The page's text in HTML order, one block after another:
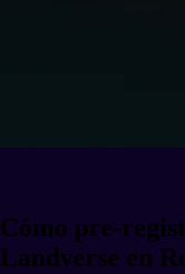
Cómo pre-
Landverse en